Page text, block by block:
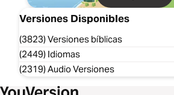
Versiones Disponibles
(3823) Versiones bíblicas
(2449) Idiomas
(2319) Audio Versiones